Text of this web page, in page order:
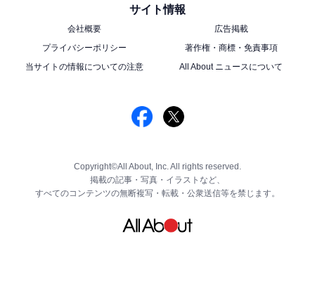
サイト情報
会社概要
広告掲載
プライバシーポリシー
著作権・商標・免責事項
当サイトの情報についての注意
All About ニュースについて
Copyright©All About, Inc. All rights reserved.
掲載の記事・写真・イラストなど、
すべてのコンテンツの無断複写・転載・公衆送信等を禁じます。